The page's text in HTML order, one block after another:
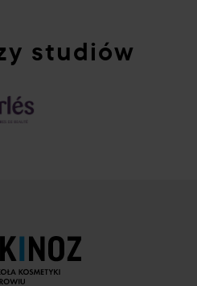
studiów